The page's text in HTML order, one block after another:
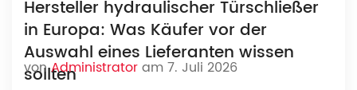
Hersteller hydraulischer Türschließer
in Europa: Was Käufer vor der
Auswahl eines Lieferanten wissen
sollten
vonAdministratoram 7. Juli 2026